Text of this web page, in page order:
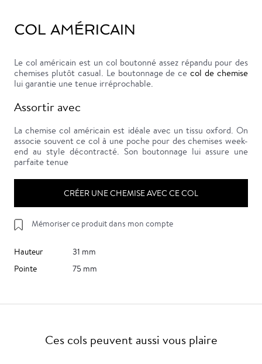
COL AMÉRICAIN
Le col américain est un col boutonné assez répandu pour des
chemises plutôt casual. Le boutonnage de cecol de chemise
lui garantie une tenue irréprochable.
Assortir avec
La chemise col américain est idéale avec un tissu oxford. On
associe souvent ce col à une poche pour des chemises week-
end au style décontracté. Son boutonnage lui assure une
parfaite tenue
CRÉER UNE CHEMISE AVEC CE COL
Mémoriser ce produit dans mon compte
Hauteur
31 mm
Pointe
75 mm
Ces cols peuvent aussi vous plaire